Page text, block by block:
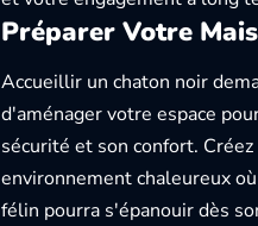
Préparer Votre
Accueillir un chaton noir
d'aménager votre espace
sécurité et son confort. Créez
environnement chaleureux
félin pourra s'épanouir dès